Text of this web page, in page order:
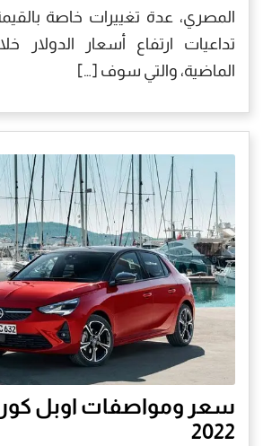
المصري، عدة تغييرات خاصة
تداعيات ارتفاع أسعار الدولار
الماضية، والتي سوف […]
سعر ومواصفات اوبل
2022